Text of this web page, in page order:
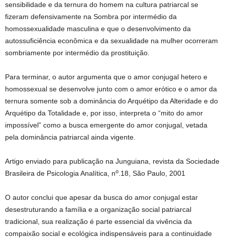
sensibilidade e da ternura do homem na cultura patriarcal se
fizeram defensivamente na Sombra por intermédio da
homossexualidade masculina e que o desenvolvimento da
autossuficiência econômica e da sexualidade na mulher ocorreram
sombriamente por intermédio da prostituição.
Para terminar, o autor argumenta que o amor conjugal hetero e
homossexual se desenvolve junto com o amor erótico e o amor da
ternura somente sob a dominância do Arquétipo da Alteridade e do
Arquétipo da Totalidade e, por isso, interpreta o “mito do amor
impossível” como a busca emergente do amor conjugal, vetada
pela dominância patriarcal ainda vigente.
Artigo enviado para publicação na Junguiana, revista da Sociedade
Brasileira de Psicologia Analítica, no .18, São Paulo, 2001
O autor conclui que apesar da busca do amor conjugal estar
desestruturando a família e a organização social patriarcal
tradicional, sua realização é parte essencial da vivência da
compaixão social e ecológica indispensáveis para a continuidade